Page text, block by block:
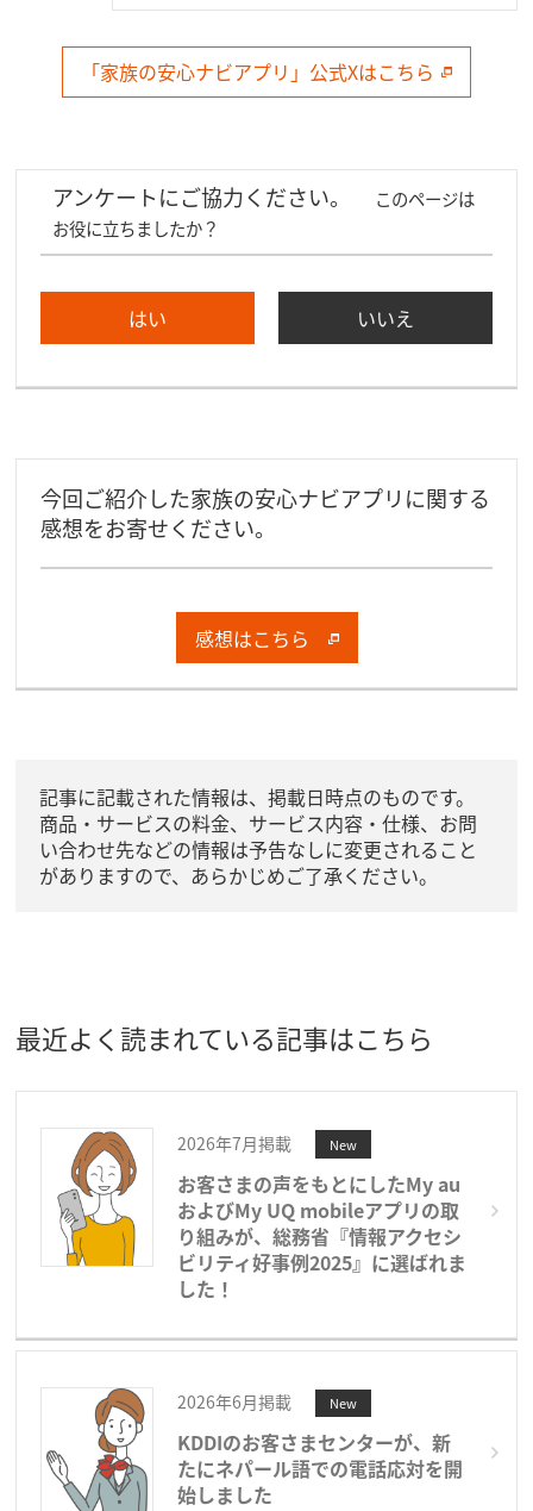
「家族の安心ナビアプリ」公式Xはこちら
アンケートにご協力ください。
このページは
お役に立ちましたか？
今回ご紹介した家族の安心ナビアプリに関する
感想をお寄せください。
感想はこちら
記事に記載された情報は、掲載日時点のものです。
商品・サービスの料金、サービス内容・仕様、お問
い合わせ先などの情報は予告なしに変更されること
がありますので、あらかじめご了承ください。
最近よく読まれている記事はこちら
2026年7月掲載 New
お客さまの声をもとにしたMy au
およびMy UQ mobileアプリの取
り組みが、総務省『情報アクセシ
ビリティ好事例2025』に選ばれま
した！
2026年6月掲載 New
KDDIのお客さまセンターが、新
たにネパール語での電話応対を開
始しました